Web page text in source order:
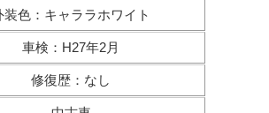
装色 ： キャララホワイト
車検 ： H27年2月
修復歴 ： なし